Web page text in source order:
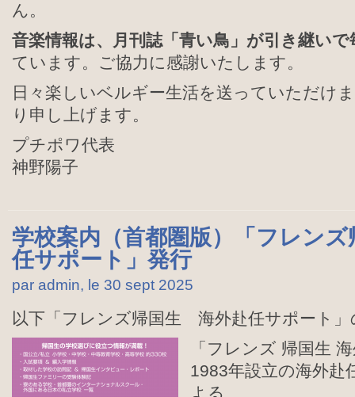
ん。
音楽情報は、月刊誌「青い鳥」が引き継いで
ています。ご協力に感謝いたします。
日々楽しいベルギー生活を送っていただけ
り申し上げます。
プチポワ代表
神野陽子
学校案内（首都圏版）「フレン
任サポート」発行
par admin, le 30 sept 2025
以下「フレンズ帰国生 海外赴任サポート」
「フレンズ 帰国生
1983年設立の海外赴
よる